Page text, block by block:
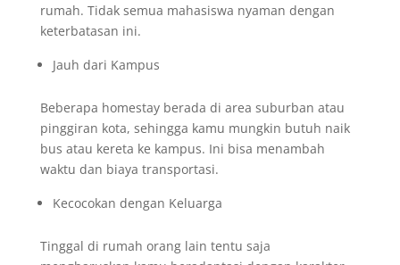
rumah. Tidak semua mahasiswa nyaman dengan
keterbatasan ini.
Jauh dari Kampus
Beberapa homestay berada di area suburban atau
pinggiran kota, sehingga kamu mungkin butuh naik
bus atau kereta ke kampus. Ini bisa menambah
waktu dan biaya transportasi.
Kecocokan dengan Keluarga
Tinggal di rumah orang lain tentu saja